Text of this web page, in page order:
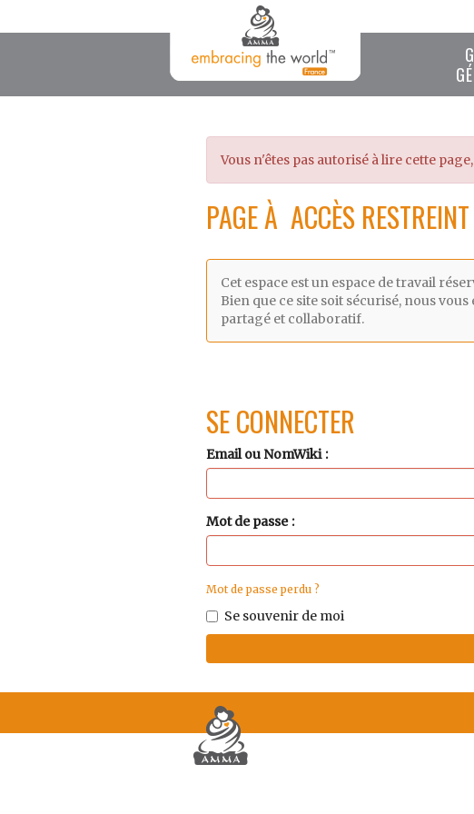
Vous n'êtes pas autorisé à lire cette
PAGE À ACCÈS RESTREINT
Cet espace est un espace de travail
Bien que ce site soit sécurisé, nous
partagé et collaboratif.
SE CONNECTER
Email ou NomWiki
Mot de passe
Mot de passe perdu ?
Se souvenir de moi